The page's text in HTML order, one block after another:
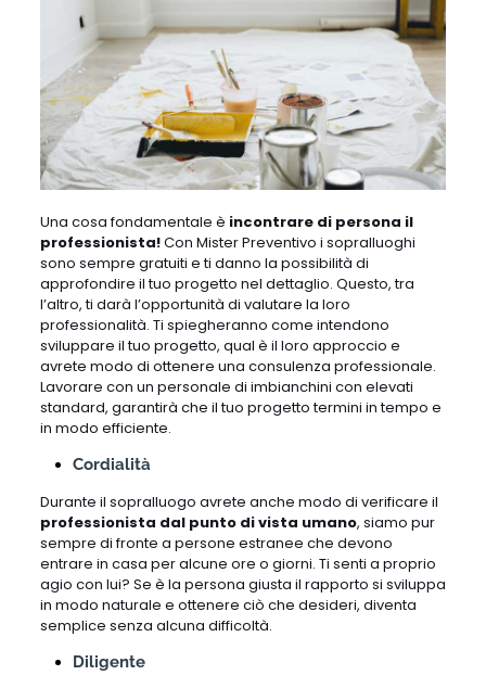
Una cosa fondamentale è incontrare di persona il
professionista!Con Mister Preventivo i sopralluoghi
sono sempre gratuiti e ti danno la possibilità di
approfondire il tuo progetto nel dettaglio. Questo, tra
l’altro, ti darà l’opportunità di valutare la loro
professionalità. Ti spiegheranno come intendono
sviluppare il tuo progetto, qual è il loro approccio e
avrete modo di ottenere una consulenza professionale.
Lavorare con un personale di imbianchini con elevati
standard, garantirà che il tuo progetto termini in tempo e
in modo efficiente.
Cordialità
Durante il sopralluogo avrete anche modo di verificare il
professionista dal punto di vista umano, siamo pur
sempre di fronte a persone estranee che devono
entrare in casa per alcune ore o giorni. Ti senti a proprio
agio con lui? Se è la persona giusta il rapporto si sviluppa
in modo naturale e ottenere ciò che desideri, diventa
semplice senza alcuna difficoltà.
Diligente